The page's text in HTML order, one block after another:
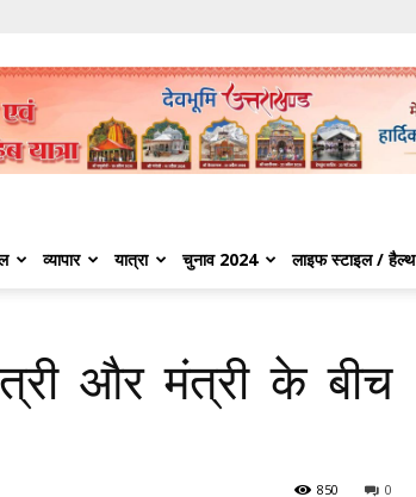
व्यापार यात्रा चुनाव 2024 लाइफ स्टाइल / हैल्थ
और मंत्री के बीच
0
850